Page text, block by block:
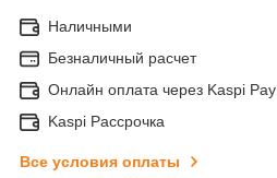
Наличными
Безналичный расчет
Онлайн оплата через Kaspi Pay
Kaspi Рассрочка
Все условия оплаты